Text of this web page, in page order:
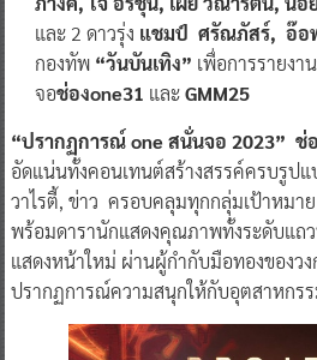
และ 2 ดาวรุ่ง แชมป์ ศรัณภัสร์, อ๊อ
กองทัพ “วันบันเทิง” เพื่อการรายง
จอช่องone31 และGMM25
“ปรากฏการณ์ one สนั่นจอ 2023” ช่
อัดแน่นทั้งคอนเทนต์สร้างสรรค์ครบรูปแ
วาไรตี้, ข่าว ครอบคลุมทุกกลุ่มเป้าหมาย
พร้อมดารานักแสดงคุณภาพทั้งระดับแถว
แสดงหน้าใหม่ ผ่านผู้กำกับมือทองของวง
ปรากฏการณ์ความสนุกให้กับอุตสาหกร